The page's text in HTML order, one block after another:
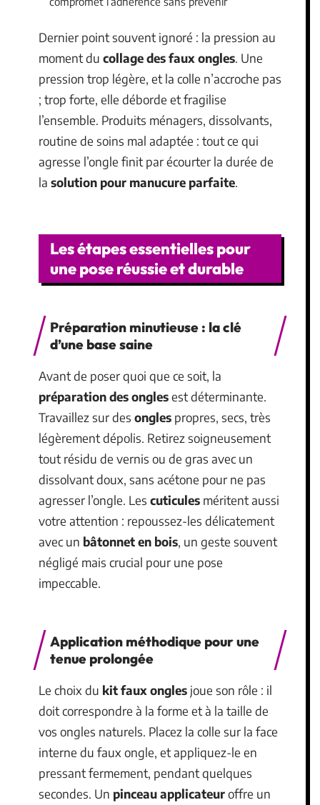
Dernier point souvent ignoré : la pression au
moment du collage des faux ongles. Une
pression trop légère, et la colle n’accroche pas
; trop forte, elle déborde et fragilise
l’ensemble. Produits ménagers, dissolvants,
routine de soins mal adaptée : tout ce qui
agresse l’ongle finit par écourter la durée de
la solution pour manucure parfaite.
Les étapes essentielles pour
une pose réussie et durable
Préparation minutieuse : la clé
d’une base saine
Avant de poser quoi que ce soit, la
préparation des onglesest déterminante.
Travaillez sur des ongles propres, secs, très
légèrement dépolis. Retirez soigneusement
tout résidu de vernis ou de gras avec un
dissolvant doux, sans acétone pour ne pas
agresser l’ongle. Les cuticules méritent aussi
votre attention : repoussez-les délicatement
avec un bâtonnet en bois, un geste souvent
négligé mais crucial pour une pose
impeccable.
Application méthodique pour une
tenue prolongée
Le choix du kit faux ongles joue son rôle : il
doit correspondre à la forme et à la taille de
vos ongles naturels. Placez la colle sur la face
interne du faux ongle, et appliquez-le en
pressant fermement, pendant quelques
secondes. Un pinceau applicateuroffre un